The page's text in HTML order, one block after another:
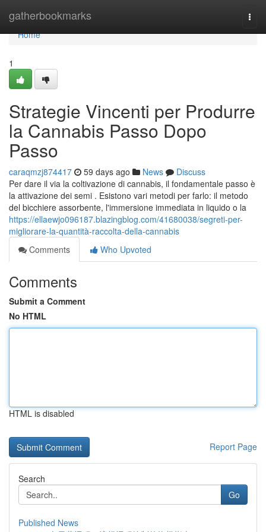
gatherbookmarks
Home
Home
1
Strategie Vincenti per Produrre
la Cannabis Passo Dopo
Passo
caraqmzj874417 59 days ago News
Discuss
Per dare il via la coltivazione di cannabis, il fondamentale passo è
la attivazione dei semi . Esistono vari metodi per farlo: il metodo
del bicchiere assorbente, l'immersione immediata in liquido o la
https://ellaewjo096187.blazingblog.com/41680038/segreti-per-
migliorare-la-quantità-raccolta-della-cannabis
Comments
Who Upvoted
Comments
Submit a Comment
No HTML
HTML is disabled
Report Page
Search
Go
Published News